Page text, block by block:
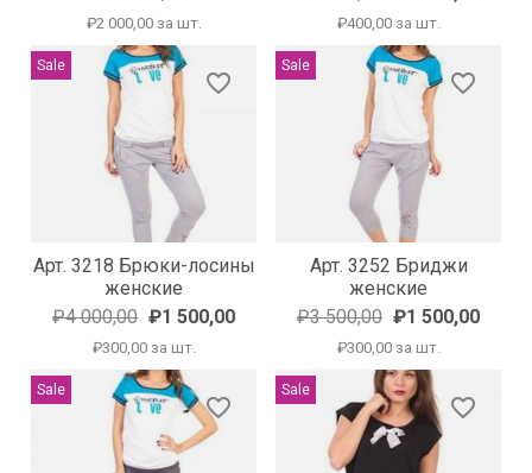
₽2 000,00 за шт. ₽400,00 за шт.
favorite_border
Sale
Арт. 3218 Брюки-лосины
женские
₽4 000,00 ₽1 500,00
₽300,00 за шт.
favorite_border
Sale
Арт. 3252 Бриджи
женские
₽3 500,00 ₽1 500,00
₽300,00 за шт.
favorite_border
Sale
favorite_border
Sale